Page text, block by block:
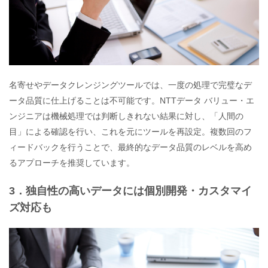
名寄せやデータクレンジングツールでは、一度の処理で完璧なデ
ータ品質に仕上げることは不可能です。NTTデータ バリュー・エ
ンジニアは機械処理では判断しきれない結果に対し、「人間の
目」による確認を行い、これを元にツールを再設定。複数回のフ
ィードバックを行うことで、最終的なデータ品質のレベルを高め
るアプローチを推奨しています。 ​
3．独自性の高いデータには個別開発・カスタマイ
ズ対応も